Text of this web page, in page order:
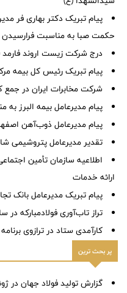
پیام تبریک دکتر بهاری فر
حکمت صبا به مناسبت فرارسیدن
درج شرکت زیست اروند
پیام تبریک رئیس کل بیمه
شرکت مخابرات ایران در جمع
پیام مدیرعامل بیمه البرز به
پیام مدیرعامل ذوب‌آهن
تقدیر مدیرعامل پتروشیمی
اطلاعیه سازمان تأمین
ارائه خدمات
پیام تبریک مدیرعامل بانک
تراز تاب‌آوری فولادمبارکه در
کارآمدی ستاد در ترازوی
پر بحث ترین
گزارش تولید فولاد جهان در ژوئن